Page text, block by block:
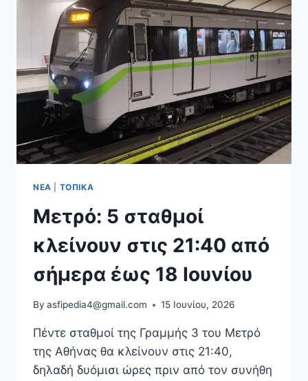
ΥΠΕΝ,
ΠΟΛΙΤΙΣΜΟΎ,
ΝΑΥΤΙΛΊΑΣ
ΝΈΑ ΤΟΠΙΚΆ
Μετρό: 5 σταθμοί
κλείνουν στις 21:40 από
σήμερα έως 18 Ιουνίου
By asfipedia4@gmail.com 15 Ιουνίου, 2026
Πέντε σταθμοί της Γραμμής 3 του Μετρό
της Αθήνας θα κλείνουν στις 21:40,
δηλαδή δυόμισι ώρες πριν από τον συνήθη